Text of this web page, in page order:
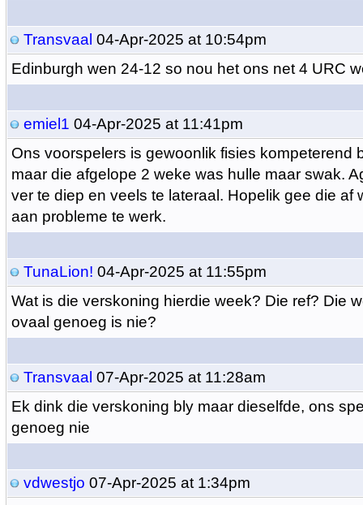
Transvaal 04-Apr-2025 at 10:54pm
Edinburgh wen 24-12 so nou het ons net 4 URC
emiel1 04-Apr-2025 at 11:41pm
Ons voorspelers is gewoonlik fisies kompeterend
maar die afgelope 2 weke was hulle maar swak.
ver te diep en veels te lateraal. Hopelik gee die af
aan probleme te werk.
TunaLion! 04-Apr-2025 at 11:55pm
Wat is die verskoning hierdie week? Die ref? Die
ovaal genoeg is nie?
Transvaal 07-Apr-2025 at 11:28am
Ek dink die verskoning bly maar dieselfde, ons
genoeg nie
vdwestjo 07-Apr-2025 at 1:34pm